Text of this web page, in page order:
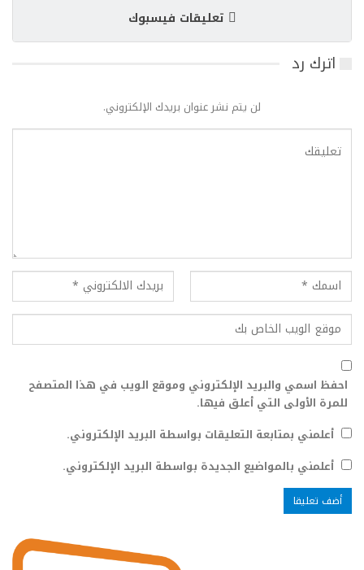
تعليقات فيسبوك
اترك رد
لن يتم نشر عنوان بريدك الإلكتروني.
احفظ اسمي والبريد الإلكتروني وموقع الويب في هذا المتصفح
للمرة الأولى التي أعلق فيها.
أعلمني بمتابعة التعليقات بواسطة البريد الإلكتروني.
أعلمني بالمواضيع الجديدة بواسطة البريد الإلكتروني.